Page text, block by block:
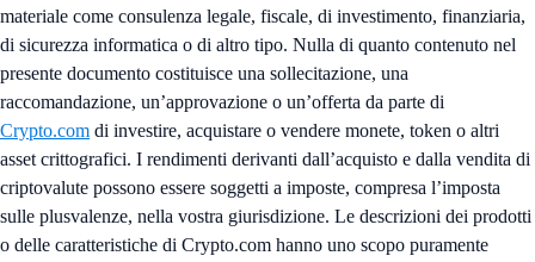
materiale come consulenza legale, fiscale, di investimento, finanziaria,
di sicurezza informatica o di altro tipo. Nulla di quanto contenuto nel
presente documento costituisce una sollecitazione, una
raccomandazione, un’approvazione o un’offerta da parte di
Crypto.com di investire, acquistare o vendere monete, token o altri
asset crittografici. I rendimenti derivanti dall’acquisto e dalla vendita di
criptovalute possono essere soggetti a imposte, compresa l’imposta
sulle plusvalenze, nella vostra giurisdizione. Le descrizioni dei prodotti
o delle caratteristiche di Crypto.com hanno uno scopo puramente